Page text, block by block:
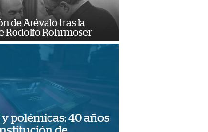
de Arévalo tras la
Rodolfo Rohrmoser
polémicas: 40 años